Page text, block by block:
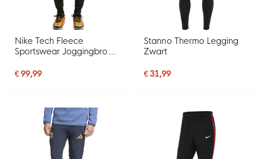
Nike Tech Fleece
Sportswear Joggingbroek
€ 99,99
Stanno Thermo Legging
Zwart
€ 31,99